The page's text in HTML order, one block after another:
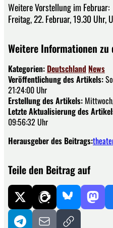
Weitere Vorstellung im Februar:
Freitag, 22. Februar, 19.30 Uhr,
Weitere Informationen zu
Kategorien: Deutschland News
Veröffentlichung des Artikels:
21:24:00 Uhr
Erstellung des Artikels:
Letzte Aktualisierung des
09:56:32 Uhr
Herausgeber des Beitrags:
Teile den Beitrag auf